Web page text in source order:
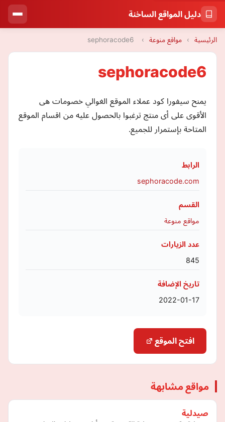
دليل المواقع الساخنة
الرئيسية › مواقع منوعة ›
sephoracode6
sephoracode6
يمنح سيفورا كود عملاء الموقع الغوالي خصومات هى
الأقوى على أى منتج ترغبوا بالحصول عليه من اقسام الموقع
المتاحة بإستمرار للجميع.
الرابط
sephoracode.com
القسم
مواقع منوعة
عدد الزيارات
845
تاريخ الإضافة
2022-01-17
افتح الموقع
مواقع مشابهة
صيدلية